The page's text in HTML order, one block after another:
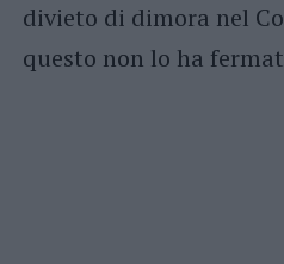
divieto di dimora nel
questo non lo ha